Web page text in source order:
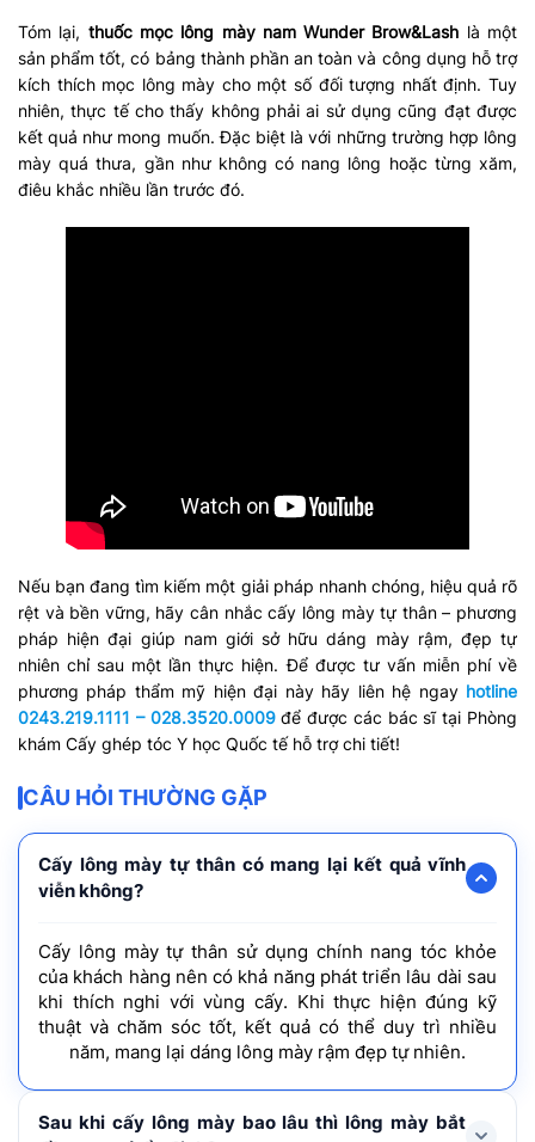
Tóm lại, thuốc mọc lông mày nam Wunder Brow&Lash là một
sản phẩm tốt, có bảng thành phần an toàn và công dụng hỗ trợ
kích thích mọc lông mày cho một số đối tượng nhất định. Tuy
nhiên, thực tế cho thấy không phải ai sử dụng cũng đạt được
kết quả như mong muốn. Đặc biệt là với những trường hợp lông
mày quá thưa, gần như không có nang lông hoặc từng xăm,
điêu khắc nhiều lần trước đó.
Nếu bạn đang tìm kiếm một giải pháp nhanh chóng, hiệu quả rõ
rệt và bền vững, hãy cân nhắc cấy lông mày tự thân – phương
pháp hiện đại giúp nam giới sở hữu dáng mày rậm, đẹp tự
nhiên chỉ sau một lần thực hiện. Để được tư vấn miễn phí về
phương pháp thẩm mỹ hiện đại này hãy liên hệ ngay hotline
0243.219.1111 – 028.3520.0009để được các bác sĩ tại Phòng
khám Cấy ghép tóc Y học Quốc tế hỗ trợ chi tiết!
CÂU HỎI THƯỜNG GẶP
Cấy lông mày tự thân có mang lại kết quả vĩnh
viễn không?
Cấy lông mày tự thân sử dụng chính nang tóc khỏe
của khách hàng nên có khả năng phát triển lâu dài sau
khi thích nghi với vùng cấy. Khi thực hiện đúng kỹ
thuật và chăm sóc tốt, kết quả có thể duy trì nhiều
năm, mang lại dáng lông mày rậm đẹp tự nhiên.
Sau khi cấy lông mày bao lâu thì lông mày bắt